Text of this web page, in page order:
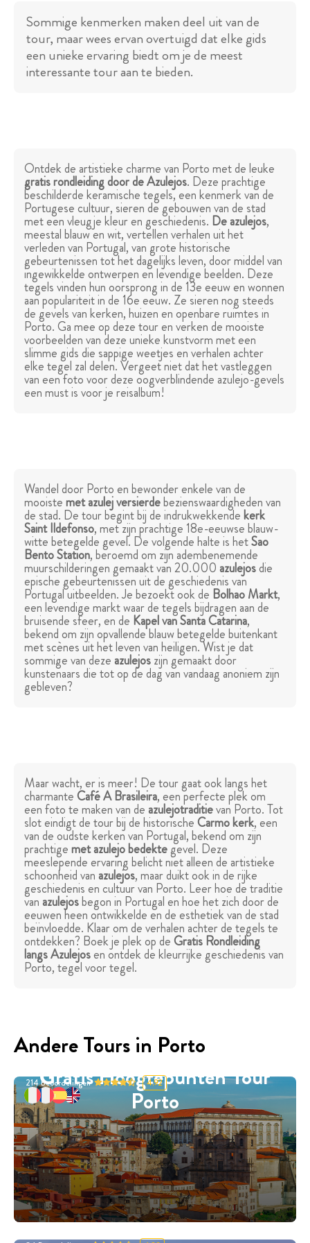
Sommige kenmerken maken deel uit van de
tour, maar wees ervan overtuigd dat elke gids
een unieke ervaring biedt om je de meest
interessante tour aan te bieden.
Ontdek de artistieke charme van Porto met de leuke
gratis rondleiding door de Azulejos. Deze prachtige
beschilderde keramische tegels, een kenmerk van de
Portugese cultuur, sieren de gebouwen van de stad
met een vleugje kleur en geschiedenis. De azulejos,
meestal blauw en wit, vertellen verhalen uit het
verleden van Portugal, van grote historische
gebeurtenissen tot het dagelijks leven, door middel van
ingewikkelde ontwerpen en levendige beelden. Deze
tegels vinden hun oorsprong in de 13e eeuw en wonnen
aan populariteit in de 16e eeuw. Ze sieren nog steeds
de gevels van kerken, huizen en openbare ruimtes in
Porto. Ga mee op deze tour en verken de mooiste
voorbeelden van deze unieke kunstvorm met een
slimme gids die sappige weetjes en verhalen achter
elke tegel zal delen. Vergeet niet dat het vastleggen
van een foto voor deze oogverblindende azulejo-gevels
een must is voor je reisalbum!
Wandel door Porto en bewonder enkele van de
mooistemet azulej versierdebezienswaardigheden van
de stad. De tour begint bij de indrukwekkendekerk
Saint Ildefonso, met zijn prachtige 18e-eeuwse blauw-
witte betegelde gevel. De volgende halte is hetSao
Bento Station, beroemd om zijn adembenemende
muurschilderingen gemaakt van 20.000 azulejosdie
epische gebeurtenissen uit de geschiedenis van
Portugal uitbeelden. Je bezoekt ook de Bolhao Markt,
een levendige markt waar de tegels bijdragen aan de
bruisende sfeer, en de Kapel van Santa Catarina,
bekend om zijn opvallende blauw betegelde buitenkant
met scènes uit het leven van heiligen. Wist je dat
sommige van deze azulejoszijn gemaakt door
kunstenaars die tot op de dag van vandaag anoniem zijn
gebleven?
Maar wacht, er is meer! De tour gaat ook langs het
charmanteCafé A Brasileira, een perfecte plek om
een foto te maken van de azulejotraditievan Porto. Tot
slot eindigt de tour bij de historischeCarmo kerk, een
van de oudste kerken van Portugal, bekend om zijn
prachtigemet azulejo bedektegevel. Deze
meeslepende ervaring belicht niet alleen de artistieke
schoonheid van azulejos, maar duikt ook in de rijke
geschiedenis en cultuur van Porto. Leer hoe de traditie
van azulejosbegon in Portugal en hoe het zich door de
eeuwen heen ontwikkelde en de esthetiek van de stad
beïnvloedde. Klaar om de verhalen achter de tegels te
ontdekken? Boek je plek op deGratis Rondleiding
langs Azulejosen ontdek de kleurrijke geschiedenis van
Porto, tegel voor tegel.
Andere Tours in Porto
Gratis Hoogtepunten Tour
Porto
214Beoordelingen 4.92